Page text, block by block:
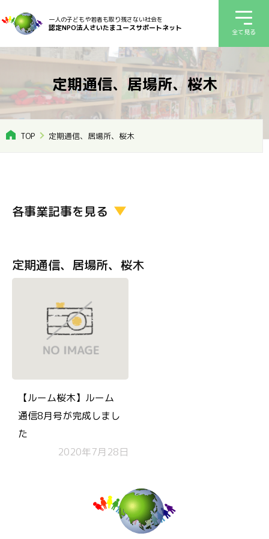
一人の子どもや若者も取り残さない社会を
認定NPO法人さいたまユースサポートネット 全て見る
定期通信、居場所、桜木
TOP 定期通信、居場所、桜木
各事業記事を見る
定期通信、居場所、桜木
【ルーム桜木】ルーム
通信8月号が完成しまし
た
2020年7月28日